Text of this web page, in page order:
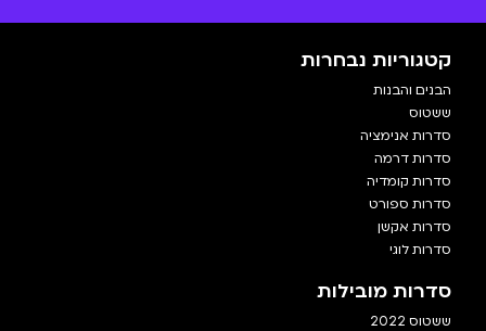
קטגוריות נבחרות
הבנים והבנות
ששטוס
סדרות אנימציה
סדרות דרמה
סדרות קומדיה
סדרות ספורט
סדרות אקשן
סדרות לוגי
סדרות מובילות
ששטוס 2022